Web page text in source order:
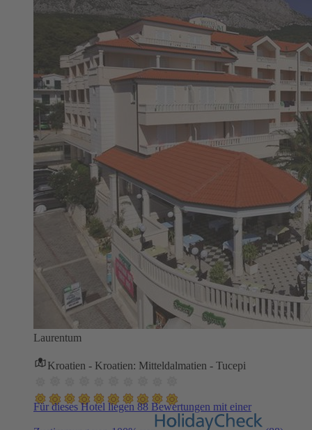
Laurentum
Kroatien - Kroatien: Mitteldalmatien - Tucepi
Für dieses Hotel liegen 88 Bewertungen mit einer